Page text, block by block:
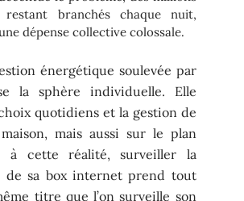
restant branchés chaque nuit,
dépense collective colossale.
énergétique soulevée par
la sphère individuelle. Elle
quotidiens et la gestion de
mais aussi sur le plan
à cette réalité, surveiller la
de sa box internet prend tout
titre que l’on surveille son